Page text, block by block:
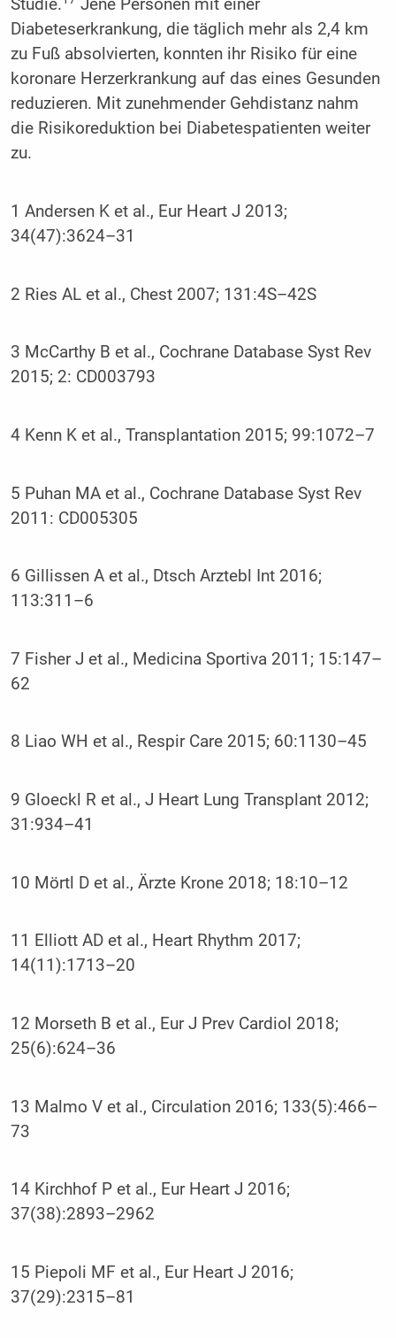
Studie.
Jene Personen mit einer
Diabeteserkrankung, die täglich mehr als 2,4 km
zu Fuß absolvierten, konnten ihr Risiko für eine
koronare Herzerkrankung auf das eines Gesunden
reduzieren. Mit zunehmender Gehdistanz nahm
die Risikoreduktion bei Diabetespatienten weiter
zu.
1 Andersen K et al., Eur Heart J 2013;
34(47):3624–31
2 Ries AL et al., Chest 2007; 131:4S–42S
3 McCarthy B et al., Cochrane Database Syst Rev
2015; 2: CD003793
4 Kenn K et al., Transplantation 2015; 99:1072–7
5 Puhan MA et al., Cochrane Database Syst Rev
2011: CD005305
6 Gillissen A et al., Dtsch Arztebl Int 2016;
113:311–6
7 Fisher J et al., Medicina Sportiva 2011; 15:147–
62
8 Liao WH et al., Respir Care 2015; 60:1130–45
9 Gloeckl R et al., J Heart Lung Transplant 2012;
31:934–41
10 Mörtl D et al., Ärzte Krone 2018; 18:10–12
11 Elliott AD et al., Heart Rhythm 2017;
14(11):1713–20
12 Morseth B et al., Eur J Prev Cardiol 2018;
25(6):624–36
13 Malmo V et al., Circulation 2016; 133(5):466–
73
14 Kirchhof P et al., Eur Heart J 2016;
37(38):2893–2962
15 Piepoli MF et al., Eur Heart J 2016;
37(29):2315–81